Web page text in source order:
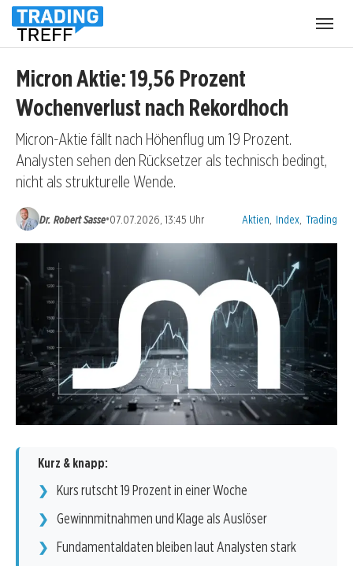
Micron Aktie: 19,56 Prozent
Wochenverlust nach Rekordhoch
Micron-Aktie fällt nach Höhenflug um 19 Prozent.
Analysten sehen den Rücksetzer als technisch bedingt,
nicht als strukturelle Wende.
Dr. Robert Sasse•07.07.2026, 13:45 Uhr Kategorien:
Aktien Index Trading
Kurz & knapp:
Kurs rutscht 19 Prozent in einer Woche
Gewinnmitnahmen und Klage als Auslöser
Fundamentaldaten bleiben laut Analysten stark